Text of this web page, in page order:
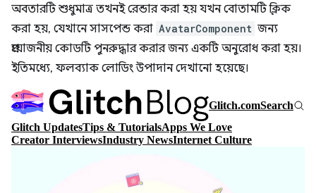
অবতারটি শুধুমাত্র তখনই রেন্ডার করা হয় যখন বোতামটি ক্লিক
করা হয়, যেখানে সাসপেন্ড করা AvatarComponent জন্য
প্রয়োজনীয় কোডটি পুনরুদ্ধার করার জন্য একটি অনুরোধ করা হয়।
ইতিমধ্যে, ফলব্যাক লোডিং উপাদান দেখানো হয়েছে।